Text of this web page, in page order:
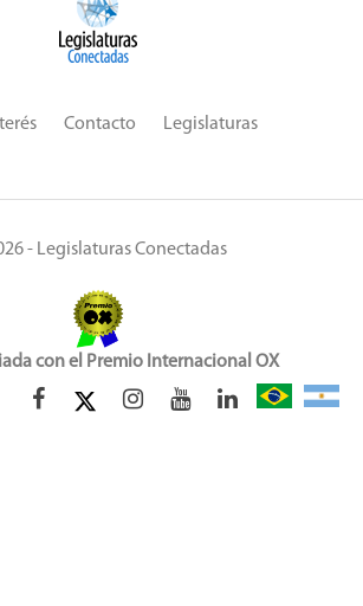
Contacto Legislaturas
- Legislaturas Conectadas
con el Premio Internacional OX